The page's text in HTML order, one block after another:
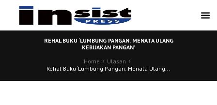
REHAL BUKU ‘LUMBUNG PANGAN: MENATA ULANG
KEBIJAKAN PANGAN’
Home
Ulasan
Rehal Buku ‘Lumbung Pangan: Menata Ulang...